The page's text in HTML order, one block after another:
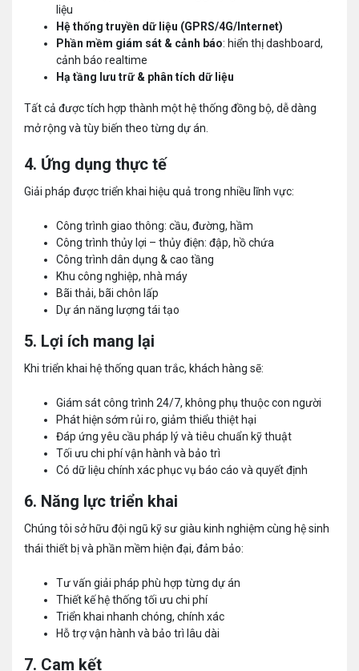
liệu
Hệ thống truyền dữ liệu (GPRS/4G/Internet)
Phần mềm giám sát & cảnh báo: hiển thị dashboard,
cảnh báo realtime
Hạ tầng lưu trữ & phân tích dữ liệu
Tất cả được tích hợp thành một hệ thống đồng bộ, dễ dàng
mở rộng và tùy biến theo từng dự án.
4. Ứng dụng thực tế
Giải pháp được triển khai hiệu quả trong nhiều lĩnh vực:
Công trình giao thông: cầu, đường, hầm
Công trình thủy lợi – thủy điện: đập, hồ chứa
Công trình dân dụng & cao tầng
Khu công nghiệp, nhà máy
Bãi thải, bãi chôn lấp
Dự án năng lượng tái tạo
5. Lợi ích mang lại
Khi triển khai hệ thống quan trắc, khách hàng sẽ:
Giám sát công trình 24/7, không phụ thuộc con người
Phát hiện sớm rủi ro, giảm thiểu thiệt hại
Đáp ứng yêu cầu pháp lý và tiêu chuẩn kỹ thuật
Tối ưu chi phí vận hành và bảo trì
Có dữ liệu chính xác phục vụ báo cáo và quyết định
6. Năng lực triển khai
Chúng tôi sở hữu đội ngũ kỹ sư giàu kinh nghiệm cùng hệ sinh
thái thiết bị và phần mềm hiện đại, đảm bảo:
Tư vấn giải pháp phù hợp từng dự án
Thiết kế hệ thống tối ưu chi phí
Triển khai nhanh chóng, chính xác
Hỗ trợ vận hành và bảo trì lâu dài
7. Cam kết